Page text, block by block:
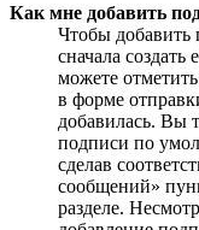
Как мне добавить
Чтобы
сначала
можете
в форме
добавилась. Вы
подписи по
сделав
сообщений»
разделе.